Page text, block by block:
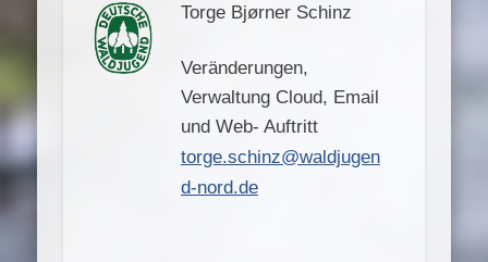
Torge Bjørner Schinz
Veränderungen,
Verwaltung Cloud, Email
und Web- Auftritt
torge.schinz@waldjugen
d-nord.de